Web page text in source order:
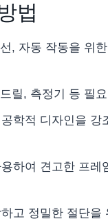
법
, 자동 작동을 위
릴, 측정기 등 필
학적 디자인을 강
하여 견고한 프
고 정밀한 절단